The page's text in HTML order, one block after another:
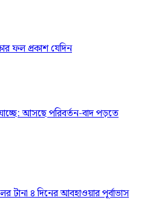
ফল প্রকাশ যেদিন
আসছে পরিবর্তন-বাদ পড়তে
টানা ৪ দিনের আবহাওয়ার পূর্বাভাস